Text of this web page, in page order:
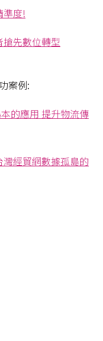
準度!
先數位轉型
案例:
的應用 提升物流傳
經貿網數據孤島的